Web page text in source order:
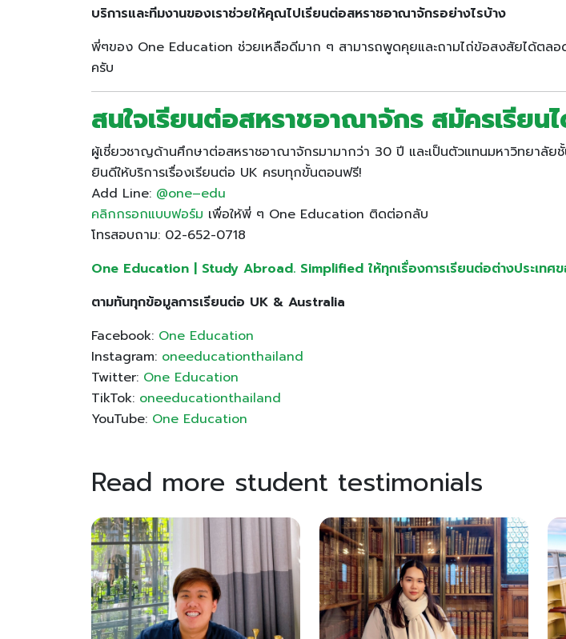
บริการและทีมงานของเราช่วยให้คุณไปเรียนต่อสหราชอาณาจักรอย่างไรบ้าง
พี่ๆของ One Education ช่วยเหลือดีมาก ๆ สามารถพูดคุยและถามไถ่ข้อสงสัยได้ตลอ
ครับ
สนใจเรียนต่อสหราชอาณาจักร สมัครเรีย
ผู้เชี่ยวชาญด้านศึกษาต่อสหราชอาณาจักรมามากว่า 30 ปี และเป็นตัวแทนมหาวิทยาลัย
ยินดีให้บริการเรื่องเรียนต่อ UK ครบทุกขั้นตอนฟรี!
Add Line: @one–edu
คลิกกรอกแบบฟอร์ม เพื่อให้พี่ ๆ One Education ติดต่อกลับ
โทรสอบถาม: 02-652-0718
One Education | Study Abroad. Simplified ให้ทุกเรื่องการเรียนต่อต่างประเทศ
ตามทันทุกข้อมูลการเรียนต่อ UK & Australia
Facebook: One Education
Instagram: oneeducationthailand
Twitter: One Education
TikTok: oneeducationthailand
YouTube: One Education
Read more student testimonials